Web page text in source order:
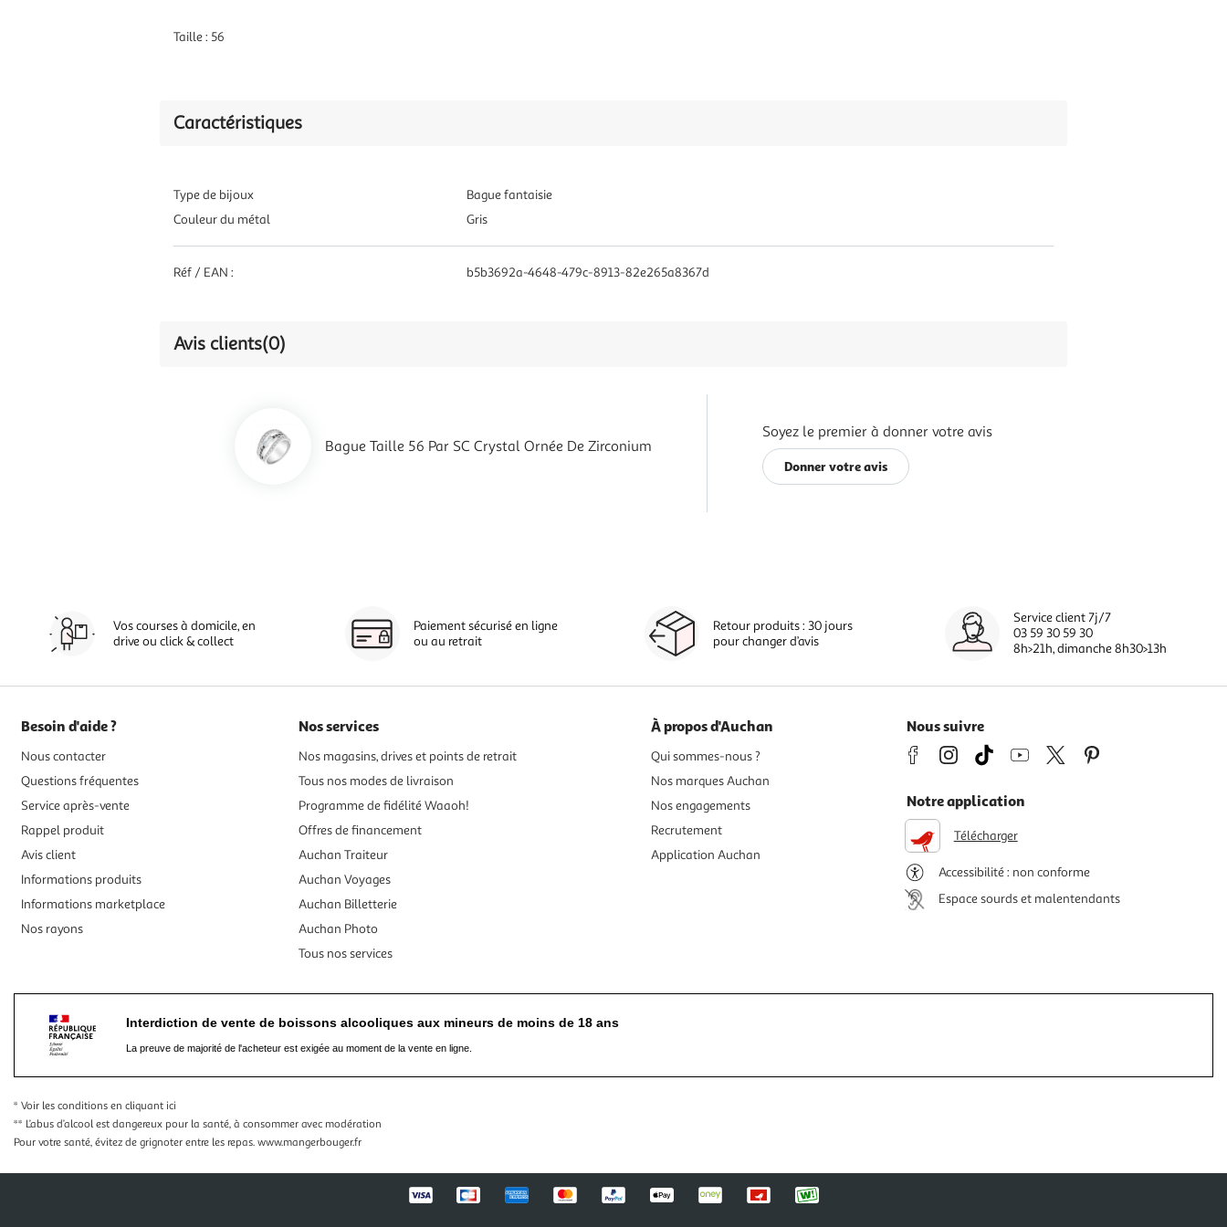
Taille : 56
Caractéristiques
Type de bijoux
Bague fantaisie
Couleur du métal
Gris
Réf / EAN : b5b3692a-4648-479c-8913-82e265a8367d
Avis clients(0)
Bague Taille 56 Par SC Crystal Ornée De Zirconium
Soyez le premier à donner votre avis
Donner votre avis
Vos courses à domicile, en
drive ou click & collect
Paiement sécurisé en ligne
ou au retrait
Retour produits : 30 jours
pour changer d’avis
Service client 7j/7
03 59 30 59 30
8h>21h, dimanche 8h30>13h
Besoin d'aide ?
Nous contacter
Questions fréquentes
Service après-vente
Rappel produit
Avis client
Informations produits
Informations marketplace
Nos rayons
Nos services
Nos magasins, drives et points de retrait
Tous nos modes de livraison
Programme de fidélité Waaoh!
Offres de financement
Auchan Traiteur
Auchan Voyages
Auchan Billetterie
Auchan Photo
Tous nos services
À propos d'Auchan
Qui sommes-nous ?
Nos marques Auchan
Nos engagements
Recrutement
Application Auchan
Nous suivre
Notre application
Télécharger
Accessibilité : non conforme
Espace sourds et malentendants
Interdiction de vente de boissons alcooliques aux mineurs de moins de 18 ans
La preuve de majorité de l'acheteur est exigée au moment de la vente en ligne.
* Voir les conditions en cliquant ici
** L’abus d’alcool est dangereux pour la santé, à consommer avec modération
Pour votre santé, évitez de grignoter entre les repas. www.mangerbouger.fr